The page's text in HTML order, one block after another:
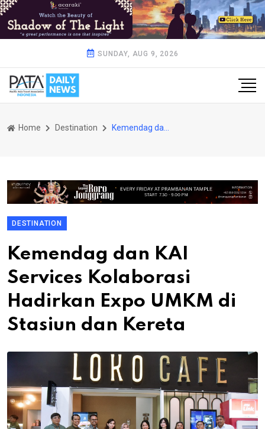
SUNDAY, AUG 9, 2026
Home Destination Kemendag dan KAI Services Kolaborasi Hadirkan Expo UMKM di Stasiun dan Kereta
DESTINATION
Kemendag dan KAI
Services Kolaborasi
Hadirkan Expo UMKM di
Stasiun dan Kereta